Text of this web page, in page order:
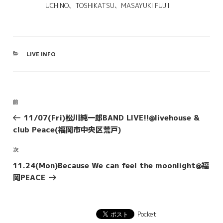
UCHINO、TOSHIKATSU、MASAYUKI FUJII
カ
LIVE INFO
投
稿
ナ
ゲ
ー
シ
前
投
稿
前
11/07(Fri)松川純一郎BAND LIVE!!@livehouse &
club Peace(福岡市中央区荒戸)
次
投
稿
次
11.24(Mon)Because We can feel the moonlight@福
岡PEACE
Pocket